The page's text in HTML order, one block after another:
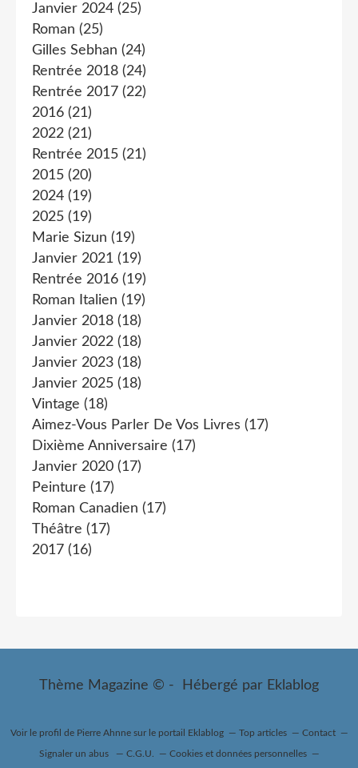
Janvier 2024 (25)
Roman (25)
Gilles Sebhan (24)
Rentrée 2018 (24)
Rentrée 2017 (22)
2016 (21)
2022 (21)
Rentrée 2015 (21)
2015 (20)
2024 (19)
2025 (19)
Marie Sizun (19)
Janvier 2021 (19)
Rentrée 2016 (19)
Roman Italien (19)
Janvier 2018 (18)
Janvier 2022 (18)
Janvier 2023 (18)
Janvier 2025 (18)
Vintage (18)
Aimez-Vous Parler De Vos Livres (17)
Dixième Anniversaire (17)
Janvier 2020 (17)
Peinture (17)
Roman Canadien (17)
Théâtre (17)
2017 (16)
Thème Magazine © - Hébergé par Eklablog
Voir le profil de Pierre Ahnnesur le portail Eklablog Top articles Contact
Signaler un abus C.G.U. Cookies et données personnelles